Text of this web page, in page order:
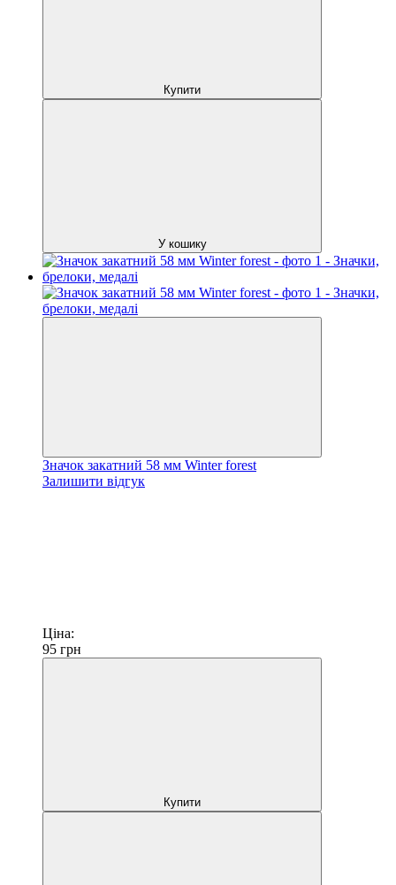
Купити
У кошику
Значок закатний 58 мм Winter forest
Залишити відгук
Ціна:
95 грн
Купити